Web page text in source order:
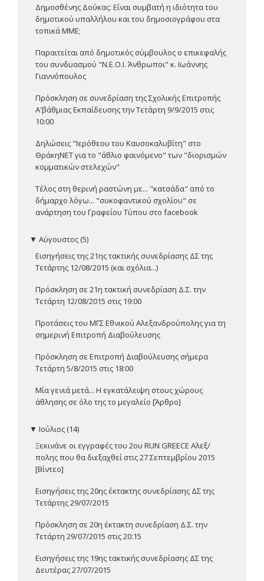
Δημοσθένης Δούκας: Είναι συμβατή η ιδιότητα του
δημοτικού υπαλλήλου και του δημοσιογράφου στα
τοπικά ΜΜΕ;
Παραιτείται από δημοτικός σύμβουλος ο επικεφαλής
του συνδυασμού "Ν.Ε.Ο.Ι. Άνθρωποι" κ. Ιωάννης
Γιαννόπουλος
Πρόσκληση σε συνεδρίαση της Σχολικής Επιτροπής
Α'βάθμιας Εκπαίδευσης την Τετάρτη 9/9/2015 στις
10:00
Δηλώσεις "Ιερόθεου του Καυσοκαλυβίτη" στο
ΘράκηΝΕΤ για το "άθλιο φαινόμενο" των "διορισμών
κομματικών στελεχών"
Τέλος στη θερινή ραστώνη με... "κατσάδα" από το
δήμαρχο λόγω... "συκοφαντικού σχολίου" σε
ανάρτηση του Γραφείου Τύπου στο facebook
▼ Αύγουστος (5)
Εισηγήσεις της 21ης τακτικής συνεδρίασης ΔΣ της
Τετάρτης 12/08/2015 (και σχόλια...)
Πρόσκληση σε 21η τακτική συνεδρίαση Δ.Σ. την
Τετάρτη 12/08/2015 στις 19:00
Προτάσεις του ΜΓΣ Εθνικού Αλεξανδρούπολης για τη
σημερινή Επιτροπή Διαβούλευσης
Πρόσκληση σε Επιτροπή Διαβούλευσης σήμερα
Τετάρτη 5/8/2015 στις 18:00
Μία γενιά μετά... Η εγκατάλειψη στους χώρους
άθλησης σε όλο της το μεγαλείο [Άρθρο]
▼ Ιούλιος (14)
Ξεκινάνε οι εγγραφές του 2ου RUN GREECE Αλεξ/
πολης που θα διεξαχθεί στις 27 Σεπτεμβρίου 2015
[Βίντεο]
Εισηγήσεις της 20ης έκτακτης συνεδρίασης ΔΣ της
Τετάρτης 29/07/2015
Πρόσκληση σε 20η έκτακτη συνεδρίαση Δ.Σ. την
Τετάρτη 29/07/2015 στις 20:15
Εισηγήσεις της 19ης τακτικής συνεδρίασης ΔΣ της
Δευτέρας 27/07/2015